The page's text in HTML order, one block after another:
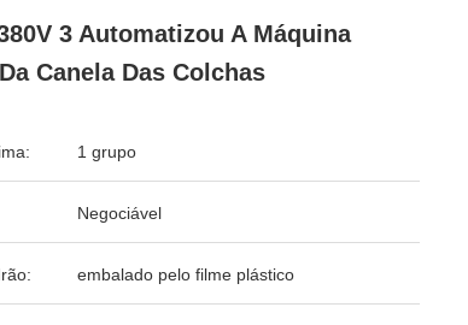
3 Automatizou A Máquina
Canela Das Colchas
1 grupo
Negociável
embalado pelo filme plástico